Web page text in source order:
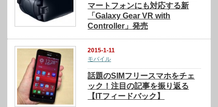
マートフォンにも対応する新
「Galaxy Gear VR with
Controller」発売
2015-1-11
モバイル
話題のSIMフリースマホをチェ
ック！注目の記事を振り返る
【ITフィードバック】